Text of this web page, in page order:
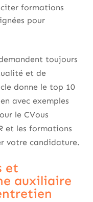
formations
pour
toujours
et de
donne le top 10
avec exemples
le CVous
et les formations
votre candidature.
et
auxiliaire